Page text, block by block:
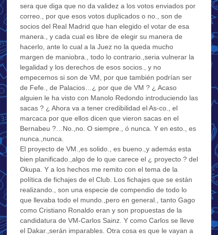
sera que diga que no da validez a los votos enviados por
correo., por que esos votos duplicados o no., son de
socios del Real Madrid que han elegido el votar de esa
manera., y cada cual es libre de elegir su manera de
hacerlo, ante lo cual a la Juez no la queda mucho
margen de maniobra., todo lo contrario.,seria vulnerar la
legalidad y los derechos de esos socios., y no
empecemos si son de VM, por que también podrían ser
de Fefe., de Palacios…¿ por que de VM ? ¿ Acaso
alguien le ha visto con Manolo Redondo introduciendo las
sacas ? ¿ Ahora va a tener credibilidad el As-co., el
marcaca por que ellos dicen que vieron sacas en el
Bernabeu ?…No.,no. O siempre., ó nunca. Y en esto., es
nunca.,nunca.
El proyecto de VM.,es solido., es bueno.,y además esta
bien planificado.,algo de lo que carece el ¿ proyecto ? del
Okupa. Y a los hechos me remito con el tema de la
política de fichajes de el Club. Los fichajes que se están
realizando., son una especie de compendio de todo lo
que llevaba todo el mundo.,pero en general., tanto Gago
como Cristiano Ronaldo eran y son propuestas de la
candidatura de VM-Carlos Sainz. Y como Carlos se lleve
el Dakar.,serán imparables. Otra cosa es que le vayan a